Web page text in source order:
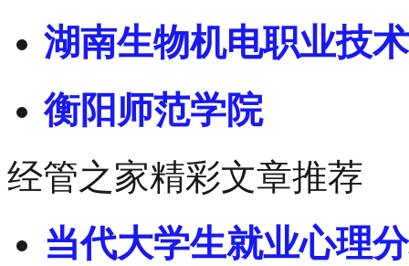
湖南生物机电职业技
衡阳师范学院
经管之家精彩文章推荐
当代大学生就业心理